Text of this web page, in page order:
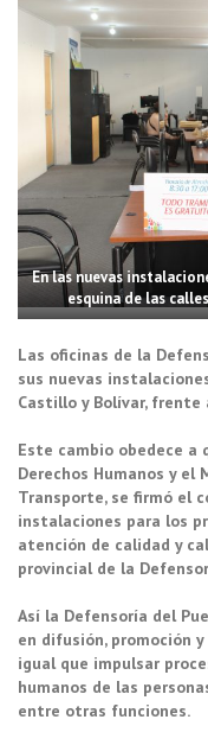
En las nuevas
esquina de las
Las oficinas de la
sus nuevas
Castillo y Bolívar,
Este cambio obedece
Derechos Humanos y
Transporte, se firmó el
instalaciones para los
atención de calidad y
provincial de la
Así la Defensoría del
en difusión, promoción
igual que impulsar
humanos de las
entre otras funciones.